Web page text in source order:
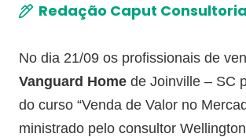
Redação Caput Consultoria
No dia 21/09 os profissionais de
Vanguard Home de Joinville – SC
do curso “Venda de Valor no
ministrado pelo consultor